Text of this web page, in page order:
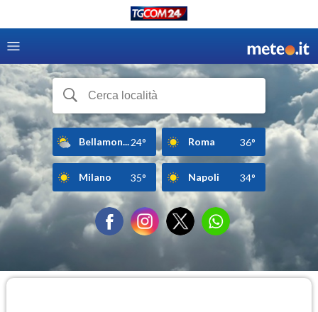
Bellamon...24° Roma 36°
Milano 35° Napoli 34°